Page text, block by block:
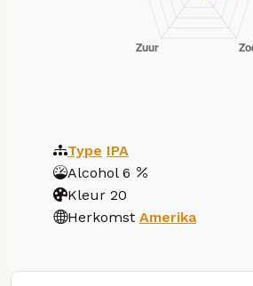
Type IPA
Alcohol 6
Kleur 20
Herkomst Amerika